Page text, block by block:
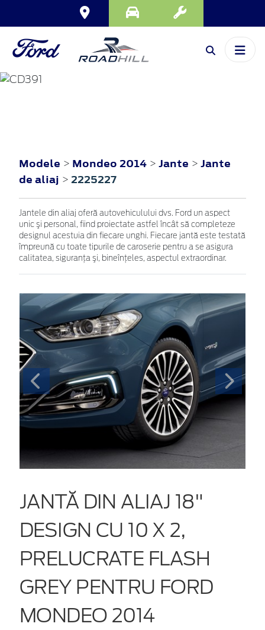
MONDEO
Modele > Mondeo 2014 > Jante > Jante
de aliaj > 2225227
Jantele din aliaj oferă autovehiculului dvs. Ford un aspect
unic şi personal, fiind proiectate astfel încât să completeze
designul acestuia din fiecare unghi. Fiecare jantă este testată
împreună cu toate tipurile de caroserie pentru a se asigura
calitatea, siguranţa şi, bineînţeles, aspectul extraordinar.
JANTĂ DIN ALIAJ 18"
DESIGN CU 10 X 2,
PRELUCRATE FLASH
GREY PENTRU FORD
MONDEO 2014